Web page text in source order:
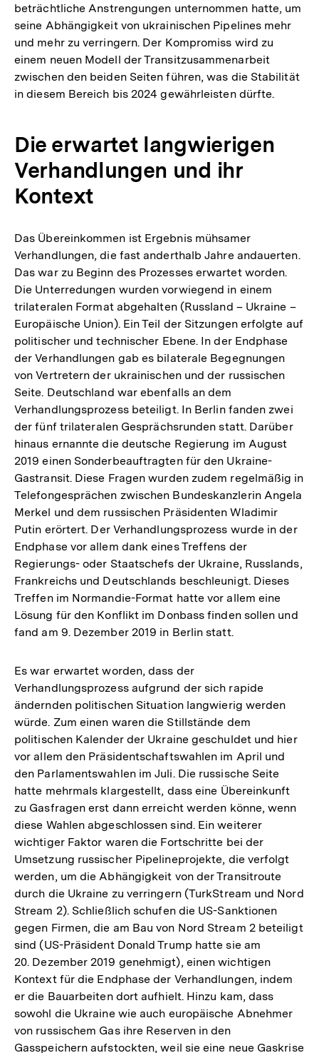
beträchtliche Anstrengungen unternommen hatte, um
seine Abhängigkeit von ukrainischen Pipelines mehr
und mehr zu verringern. Der Kompromiss wird zu
einem neuen Modell der Transitzusammenarbeit
zwischen den beiden Seiten führen, was die Stabilität
in diesem Bereich bis 2024 gewährleisten dürfte.
Die erwartet langwierigen
Verhandlungen und ihr
Kontext
Das Übereinkommen ist Ergebnis mühsamer
Verhandlungen, die fast anderthalb Jahre andauerten.
Das war zu Beginn des Prozesses erwartet worden.
Die Unterredungen wurden vorwiegend in einem
trilateralen Format abgehalten (Russland – Ukraine –
Europäische Union). Ein Teil der Sitzungen erfolgte auf
politischer und technischer Ebene. In der Endphase
der Verhandlungen gab es bilaterale Begegnungen
von Vertretern der ukrainischen und der russischen
Seite. Deutschland war ebenfalls an dem
Verhandlungsprozess beteiligt. In Berlin fanden zwei
der fünf trilateralen Gesprächsrunden statt. Darüber
hinaus ernannte die deutsche Regierung im August
2019 einen Sonderbeauftragten für den Ukraine-
Gastransit. Diese Fragen wurden zudem regelmäßig in
Telefongesprächen zwischen Bundeskanzlerin Angela
Merkel und dem russischen Präsidenten Wladimir
Putin erörtert. Der Verhandlungsprozess wurde in der
Endphase vor allem dank eines Treffens der
Regierungs- oder Staatschefs der Ukraine, Russlands,
Frankreichs und Deutschlands beschleunigt. Dieses
Treffen im Normandie-Format hatte vor allem eine
Lösung für den Konflikt im Donbass finden sollen und
fand am 9. Dezember 2019 in Berlin statt.
Es war erwartet worden, dass der
Verhandlungsprozess aufgrund der sich rapide
ändernden politischen Situation langwierig werden
würde. Zum einen waren die Stillstände dem
politischen Kalender der Ukraine geschuldet und hier
vor allem den Präsidentschaftswahlen im April und
den Parlamentswahlen im Juli. Die russische Seite
hatte mehrmals klargestellt, dass eine Übereinkunft
zu Gasfragen erst dann erreicht werden könne, wenn
diese Wahlen abgeschlossen sind. Ein weiterer
wichtiger Faktor waren die Fortschritte bei der
Umsetzung russischer Pipelineprojekte, die verfolgt
werden, um die Abhängigkeit von der Transitroute
durch die Ukraine zu verringern (TurkStream und Nord
Stream 2). Schließlich schufen die US-Sanktionen
gegen Firmen, die am Bau von Nord Stream 2 beteiligt
sind (US-Präsident Donald Trump hatte sie am
20. Dezember 2019 genehmigt), einen wichtigen
Kontext für die Endphase der Verhandlungen, indem
er die Bauarbeiten dort aufhielt. Hinzu kam, dass
sowohl die Ukraine wie auch europäische Abnehmer
von russischem Gas ihre Reserven in den
Gasspeichern aufstockten, weil sie eine neue Gaskrise